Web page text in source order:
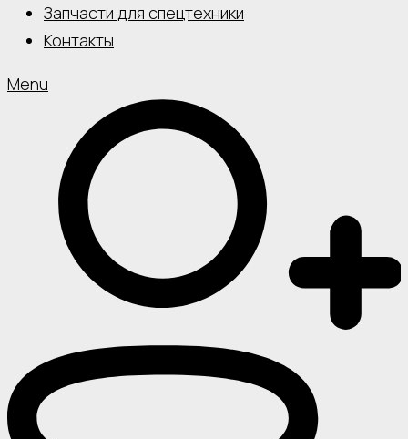
Запчасти для спецтехники
Контакты
Menu